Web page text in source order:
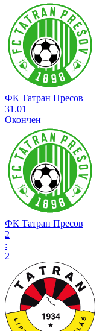
ФК Татран Пресов
31.01
Окончен
ФК Татран Пресов
2
:
2